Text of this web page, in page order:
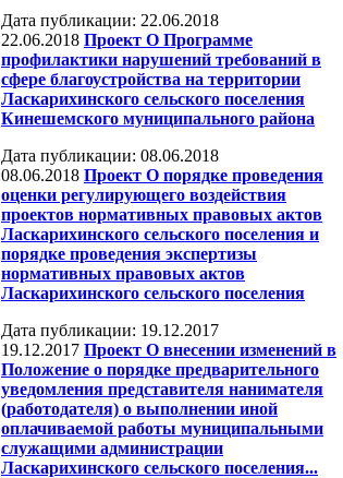
Дата публикации: 22.06.2018
22.06.2018 Проект О Программе
профилактики нарушений требований в
сфере благоустройства на территории
Ласкарихинского сельского поселения
Кинешемского муниципального района
Дата публикации: 08.06.2018
08.06.2018 Проект О порядке проведения
оценки регулирующего воздействия
проектов нормативных правовых актов
Ласкарихинского сельского поселения и
порядке проведения экспертизы
нормативных правовых актов
Ласкарихинского сельского поселения
Дата публикации: 19.12.2017
19.12.2017 Проект О внесении изменений в
Положение о порядке предварительного
уведомления представителя нанимателя
(работодателя) о выполнении иной
оплачиваемой работы муниципальными
служащими администрации
Ласкарихинского сельского поселения...